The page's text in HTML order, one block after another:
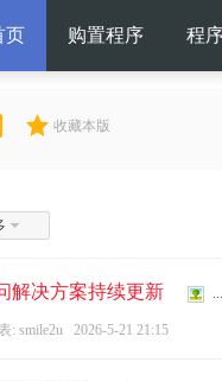
页 购置程序 程
收藏本版
解决方案持续更新 ...
: smile2u 2026-5-21 21:15